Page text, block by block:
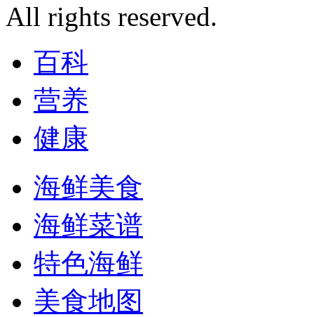
All rights reserved.
百科
营养
健康
海鲜美食
海鲜菜谱
特色海鲜
美食地图